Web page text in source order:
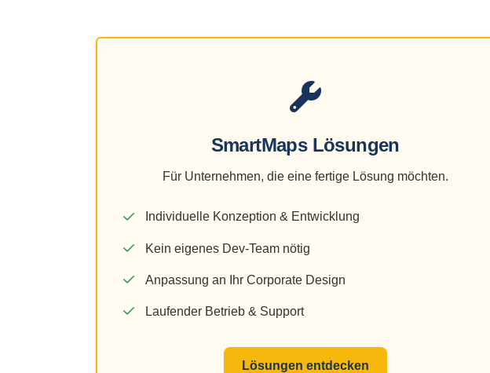
SmartMaps Lösungen
Für Unternehmen, die eine fertige Lösung möchten.
Individuelle Konzeption & Entwicklung
Kein eigenes Dev-Team nötig
Anpassung an Ihr Corporate Design
Laufender Betrieb & Support
Lösungen entdecken